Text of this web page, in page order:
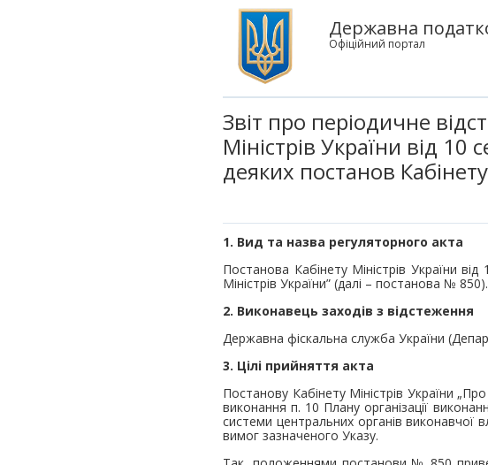
Державна
Офіційний портал
Звіт про періодичне
Міністрів України від
деяких постанов
1. Вид та назва регуляторного акта
Постанова Кабінету Міністрів України
Міністрів України” (далі – постанова № 850).
2. Виконавець заходів з відстеження
Державна фіскальна служба України
3. Цілі прийняття акта
Постанову Кабінету Міністрів України
виконання п. 10 Плану організації
системи центральних органів виконавчої
вимог зазначеного Указу.